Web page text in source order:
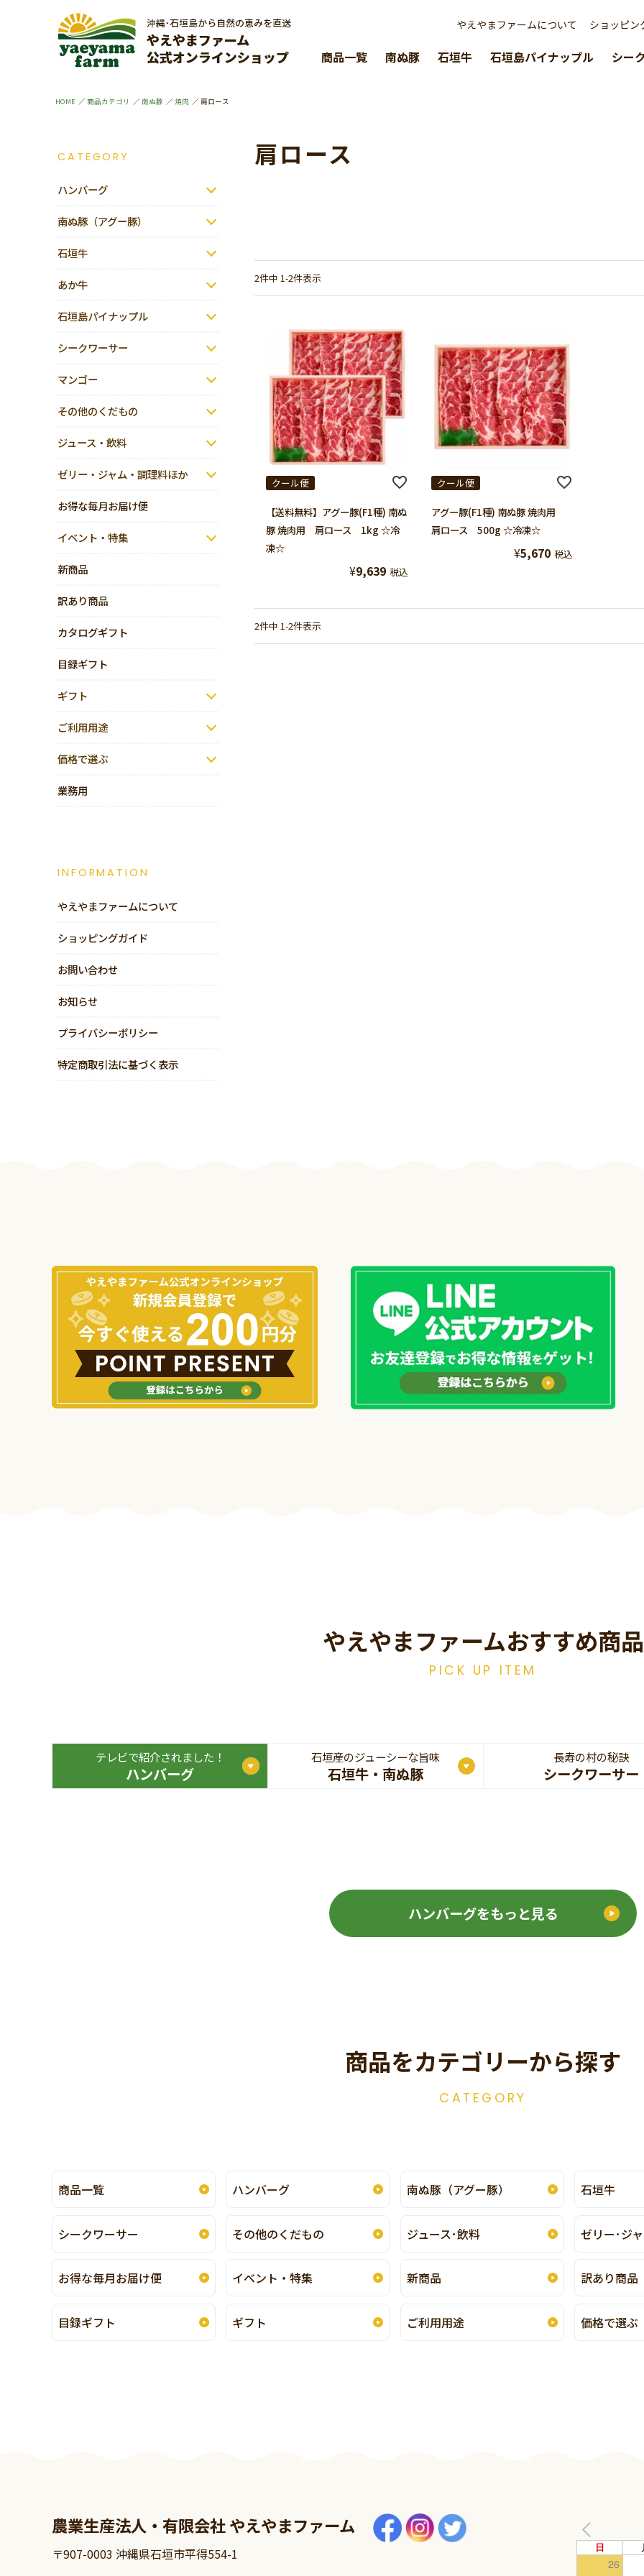
やえやまファームについて ショッピン
商品一覧 南ぬ豚 石垣牛 石垣島パイナップル シー
HOME 商品カテゴリ 南ぬ豚 焼肉 肩ロース
CATEGORY
ハンバーグ
南ぬ豚（アグー豚）
石垣牛
あか牛
石垣島パイナップル
シークワーサー
マンゴー
その他のくだもの
ジュース・飲料
ゼリー・ジャム・調理料ほか
お得な毎月お届け便
イベント・特集
新商品
訳あり商品
カタログギフト
目録ギフト
ギフト
ご利用用途
価格で選ぶ
業務用
INFORMATION
やえやまファームについて
ショッピングガイド
お問い合わせ
お知らせ
プライバシーポリシー
特定商取引法に基づく表示
肩ロース
2件中 1-2件表示
クール便
【送料無料】アグー豚(F1種) 南ぬ
豚 焼肉用 肩ロース 1kg ☆冷
凍☆
¥9,639 税込
クール便
アグー豚(F1種) 南ぬ豚 焼肉用
肩ロース 500g ☆冷凍☆
¥5,670 税込
2件中 1-2件表示
やえやまファームおすすめ商品
PICK UP ITEM
テレビで紹介されました！
ハンバーグ
石垣産のジューシーな旨味
石垣牛・南ぬ豚
長寿の村の秘訣
シークワーサー
ハンバーグをもっと見る
商品をカテゴリーから探す
CATEGORY
商品一覧 ハンバーグ 南ぬ豚（アグー豚） 石垣牛
シークワーサー その他のくだもの ジュース･飲料 ゼリー･ジ
お得な毎月お届け便 イベント・特集 新商品 訳あり商品
目録ギフト ギフト ご利用用途 価格で選ぶ
農業生産法人・有限会社 やえやまファーム
〒907-0003 沖縄県石垣市平得554-1